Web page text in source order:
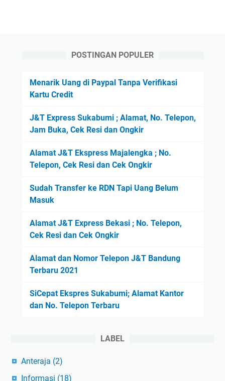
POSTINGAN POPULER
Menarik Uang di Paypal Tanpa Verifikasi
Kartu Credit
J&T Express Sukabumi ; Alamat, No. Telepon,
Jam Buka, Cek Resi dan Ongkir
Alamat J&T Ekspress Majalengka ; No.
Telepon, Cek Resi dan Cek Ongkir
Sudah Transfer ke RDN Tapi Uang Belum
Masuk
Alamat J&T Express Bekasi ; No. Telepon,
Cek Resi dan Cek Ongkir
Alamat dan Nomor Telepon J&T Bandung
Terbaru 2021
SiCepat Ekspres Sukabumi; Alamat Kantor
dan No. Telepon Terbaru
LABEL
Anteraja (2)
Informasi (18)